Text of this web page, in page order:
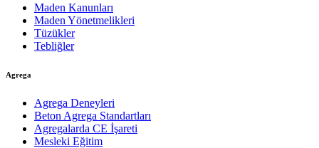
Maden Kanunları
Maden Yönetmelikleri
Tüzükler
Tebliğler
Agrega
Agrega Deneyleri
Beton Agrega Standartları
Agregalarda CE İşareti
Mesleki Eğitim